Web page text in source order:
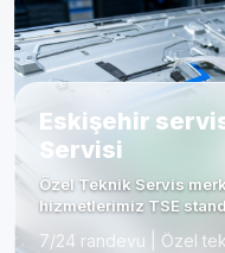
Eskişehir
Servisi
Özel Teknik Servis
hizmetlerimiz TSE
7/24 randevu | Özel